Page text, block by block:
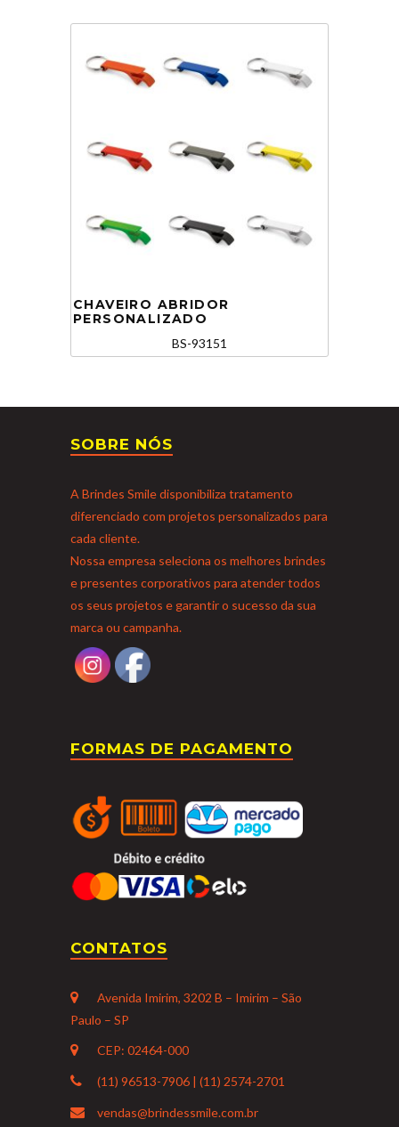
CHAVEIRO ABRIDOR
PERSONALIZADO
BS-93151
SOBRE NÓS
A Brindes Smile disponibiliza tratamento
diferenciado com projetos personalizados para
cada cliente.
Nossa empresa seleciona os melhores brindes
e presentes corporativos para atender todos
os seus projetos e garantir o sucesso da sua
marca ou campanha.
FORMAS DE PAGAMENTO
CONTATOS
Avenida Imirim, 3202 B – Imirim – São
Paulo – SP
CEP: 02464-000
(11) 96513-7906 | (11) 2574-2701
vendas@brindessmile.com.br